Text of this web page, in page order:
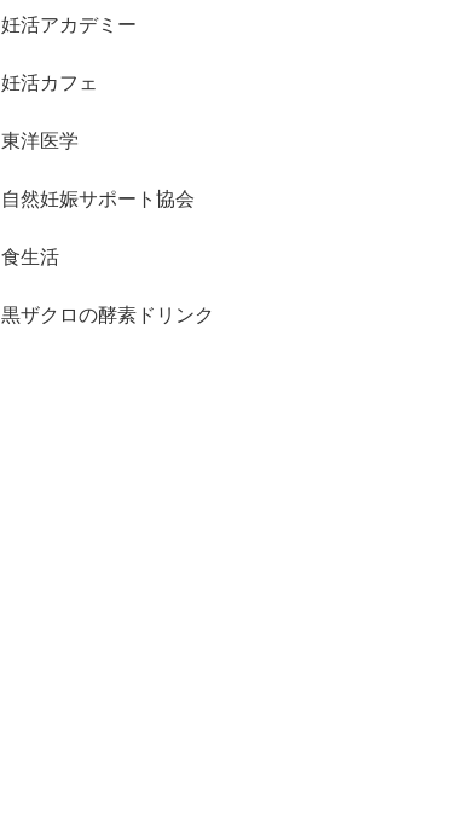
妊活アカデミー
妊活カフェ
東洋医学
自然妊娠サポート協会
食生活
黒ザクロの酵素ドリンク